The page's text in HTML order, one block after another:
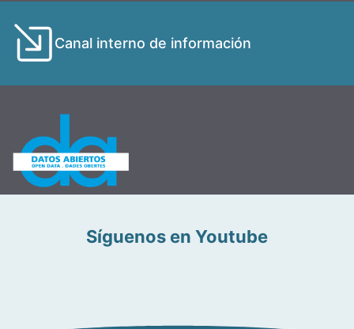
Canal interno de información
Síguenos en Youtube